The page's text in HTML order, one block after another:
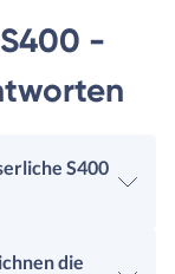
-
S400
die